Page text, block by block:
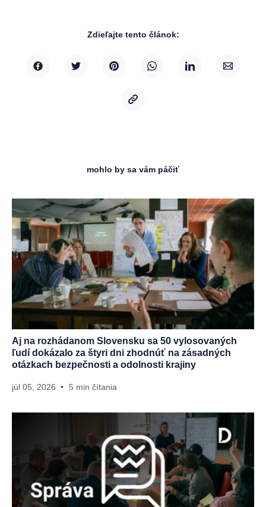
Zdieľajte tento článok:
mohlo by sa vám páčiť
Aj na rozhádanom Slovensku sa 50 vylosovaných
ľudí dokázalo za štyri dni zhodnúť na zásadných
otázkach bezpečnosti a odolnosti krajiny
júl 05, 2026 5 min čítania